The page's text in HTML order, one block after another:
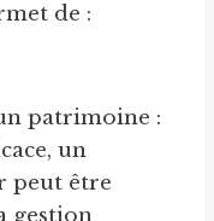
de :
patrimoine :
un
peut être
gestion